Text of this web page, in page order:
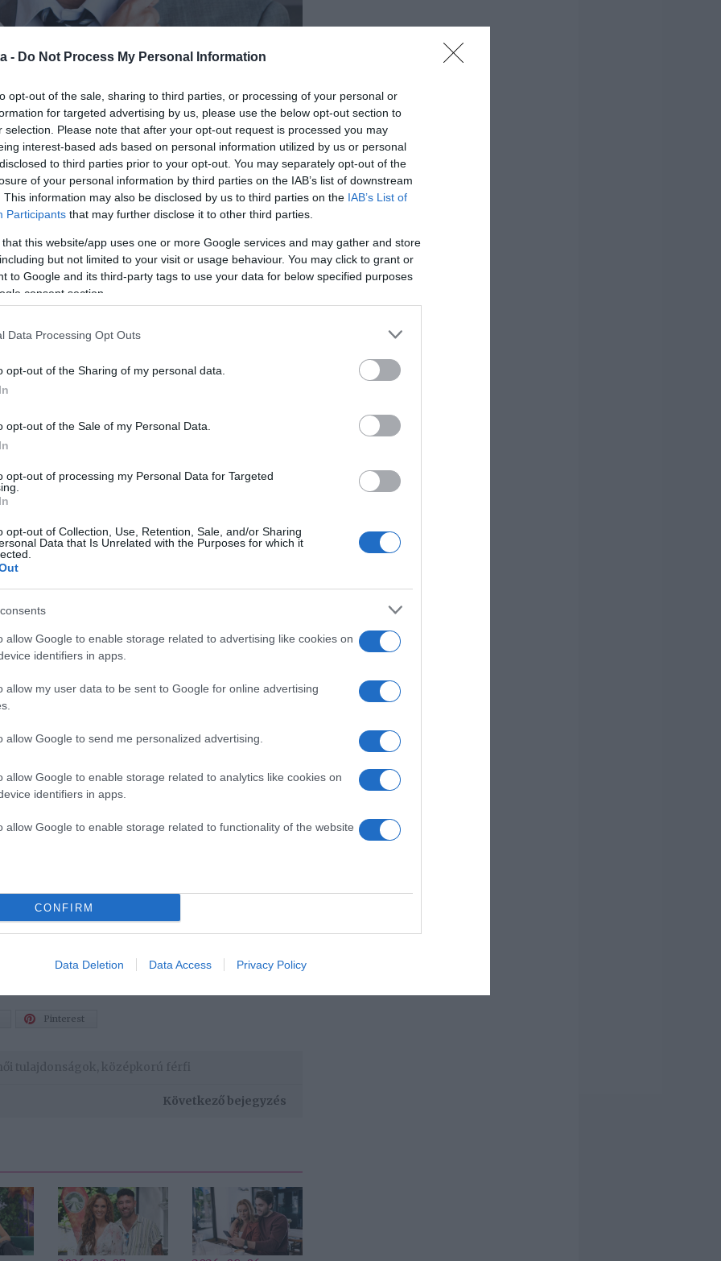
- Do Not Process My Personal Information
opt-out of the sale, sharing to third parties, or processing of your personal or
for targeted advertising by us, please use the below opt-out section to
selection. Please note that after your opt-out request is processed you may
interest-based ads based on personal information utilized by us or personal
to third parties prior to your opt-out. You may separately opt-out of the
of your personal information by third parties on the IAB’s list of downstream
This information may also be disclosed by us to third parties on the IAB’s List of
Participants that may further disclose it to other third parties.
that this website/app uses one or more Google services and may gather and store
but not limited to your visit or usage behaviour. You may click to grant or
to Google and its third-party tags to use your data for below specified purposes
consent section.
Data Processing Opt Outs
opt-out of the Sharing of my personal data.
opt-out of the Sale of my Personal Data.
opt-out of processing my Personal Data for Targeted
opt-out of Collection, Use, Retention, Sale, and/or Sharing
Data that Is Unrelated with the Purposes for which it
allow Google to enable storage related to advertising like cookies on
identifiers in apps.
allow my user data to be sent to Google for online advertising
allow Google to send me personalized advertising.
allow Google to enable storage related to analytics like cookies on
identifiers in apps.
allow Google to enable storage related to functionality of the website
CONFIRM
Data Deletion Data Access Privacy Policy
férfiak vágynak a bátorító nőkre, akik
nem állnak túl jól az önbizalommal, ezért titokban
nekik.
vágynak az a megértő nő. A középkorú
és megjegyzéseket, ezért természetes nekik
és elfogadja őket olyannak, amilyenek.
manapság egyre vonzóbb a férfiak szemében. Ez
van így, hanem fiatalabb társaiknál is. A férfiak
párjukat, hacsak nem a világ leggazdagabb
jelentőséget kap a párkapcsolatban. A
akikről tudják, hogy megbízhatnak
tartaniuk a szemüket. Végülis, milyen férfi szeretne
meg?
olyan nagy hangsúlyt a nő fizikai kinézetére, őket
Olyan társra van szükségük, akikkel érdekes
egymást, és akiktől van mit tanulniuk.
akik pozitívak, akik tudnak örülni az életnek,
nem pedig olyanokra, akik mindenből drámát
vannak, amikor komolyan elgondolkodnak azon,
éljenek, ezért gondosan megválogatják azt a
az esetben természetes az, ha olyan nőt
tökéletes nőt keresik, hanem azt, akire mindig a
Pinterest
tulajdonságok középkorú férfi
Következő bejegyzés